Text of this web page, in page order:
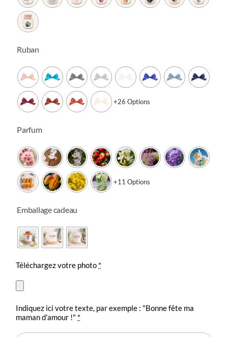
16.40€
Ruban
+26 Options
Parfum
+11 Options
Emballage cadeau
Téléchargez votre photo *
Indiquez ici votre texte, par exemple : "Bonne fête ma
maman d'amour !" *